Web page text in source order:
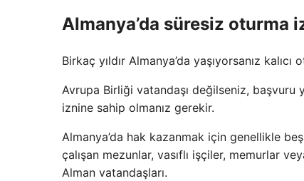
Almanya’da süresiz oturma
Birkaç yıldır Almanya’da yaşıyorsanız
Avrupa Birliği vatandaşı değilseniz, başvuru
iznine sahip olmanız gerekir.
Almanya’da hak kazanmak için genellikle
çalışan mezunlar, vasıflı işçiler, memurlar
Alman vatandaşları.